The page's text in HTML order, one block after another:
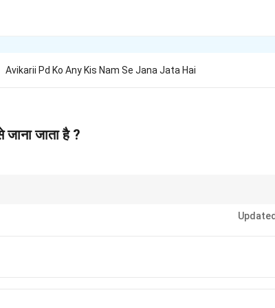
Avikarii Pd Ko Any Kis Nam Se Jana Jata Hai
जाता है ?